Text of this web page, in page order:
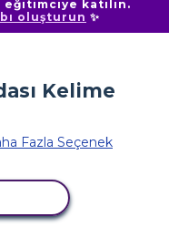
katılın.
oluşturun ✨
Fazla Seçenek